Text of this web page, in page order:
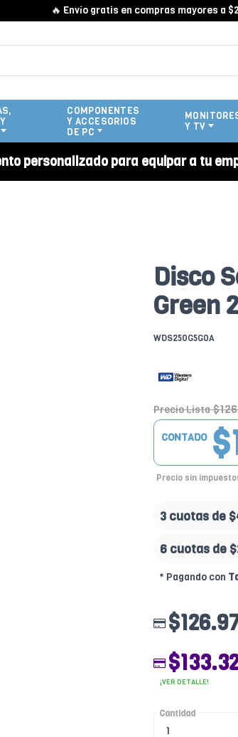
🔥 Envío gratis en compras mayores a
COMPONENTES
Y ACCESORIOS
DE PC
Y TV
personalizado para equipar a tu
Disco
Green
WDS250G5G0A
Precio Lista
CONTADO
Precio sin
3 cuotas de
6 cuotas de
* Pagando con
¡VER DETALLE!
Cantidad